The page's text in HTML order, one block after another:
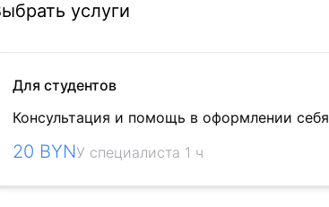
услуги
Для студентов
Консультация и помощь в оформлении себя
20 BYNУ специалиста 1 ч